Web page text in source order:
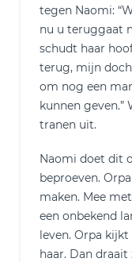
tegen Naomi:
nu u teruggaat
schudt haar
terug, mijn
om nog een
kunnen geven.”
tranen uit.
Naomi doet dit
beproeven.
maken. Mee
een onbekend
leven. Orpa
haar. Dan